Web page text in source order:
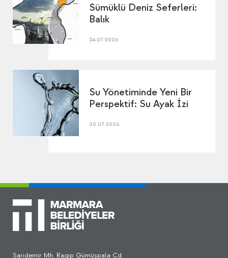
Sümüklü Deniz Seferleri:
Balık
24.07.2026
Su Yönetiminde Yeni Bir
Perspektif: Su Ayak İzi
20.07.2026
Sarıdemir Mh. Ragıp Gümüşpala Cd.